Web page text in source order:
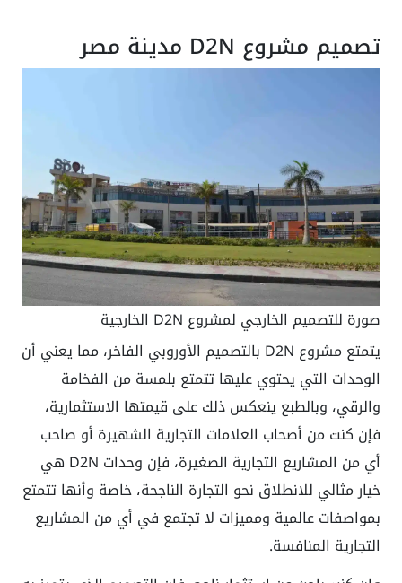
تصميم مشروع D2N مدينة مصر
صورة للتصميم الخارجي لمشروع D2N الخارجية
يتمتع مشروع D2N بالتصميم الأوروبي الفاخر، مما يعني أن
الوحدات التي يحتوي عليها تتمتع بلمسة من الفخامة
والرقي، وبالطبع ينعكس ذلك على قيمتها الاستثمارية،
فإن كنت من أصحاب العلامات التجارية الشهيرة أو صاحب
أي من المشاريع التجارية الصغيرة، فإن وحدات D2N هي
خيار مثالي للانطلاق نحو التجارة الناجحة، خاصة وأنها تتمتع
بمواصفات عالمية ومميزات لا تجتمع في أي من المشاريع
التجارية المنافسة.